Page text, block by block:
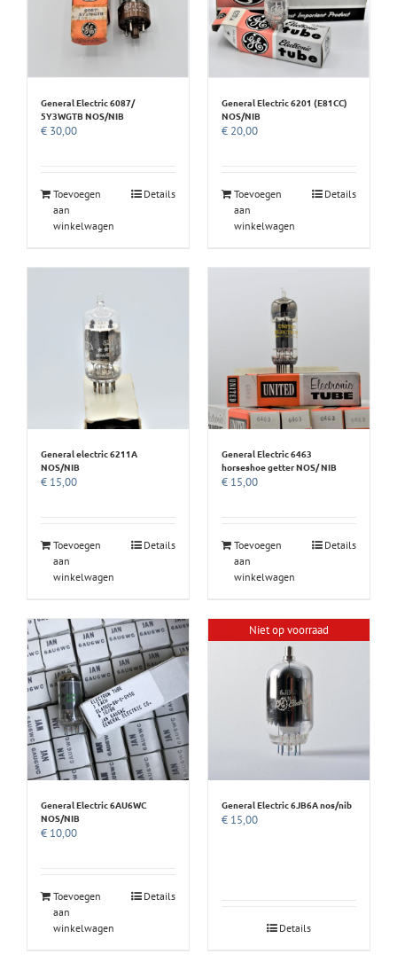
General Electric 6087/
5Y3WGTB NOS/NIB
€ 30,00
Toevoegen
aan
winkelwagen
Details
General Electric 6201 (E81CC)
NOS/NIB
€ 20,00
Toevoegen
aan
winkelwagen
Details
General electric 6211A
NOS/NIB
€ 15,00
Toevoegen
aan
winkelwagen
Details
General Electric 6463
horseshoe getter NOS/ NIB
€ 15,00
Toevoegen
aan
winkelwagen
Details
General Electric 6AU6WC
NOS/NIB
€ 10,00
Toevoegen
aan
winkelwagen
Details
Niet op voorraad
General Electric 6JB6A nos/nib
€ 15,00
Details